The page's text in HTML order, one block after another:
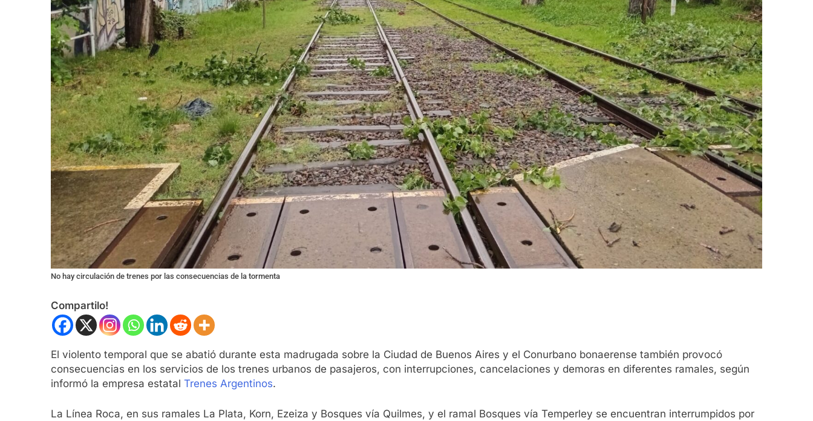
No hay circulación de trenes por las consecuencias de la tormenta
Compartilo!
El violento temporal que se abatió durante esta madrugada sobre la Ciudad de Buenos Aires y el Conurbano bonaerense también provocó
consecuencias en los servicios de los trenes urbanos de pasajeros, con interrupciones, cancelaciones y demoras en diferentes ramales, según
informó la empresa estatal Trenes Argentinos.
La Línea Roca, en sus ramales La Plata, Korn, Ezeiza y Bosques vía Quilmes, y el ramal Bosques vía Temperley se encuentran interrumpidos por